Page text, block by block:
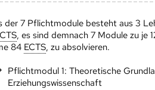
der 7 Pflichtmodule besteht aus 3
, es sind demnach 7 Module zu je
84 ECTS, zu absolvieren.
Pflichtmodul 1: Theoretische
Erziehungswissenschaft